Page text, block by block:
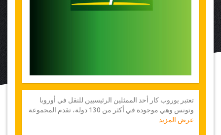
تعتبر يوروب كار أحد الممثلين الرئيسيين للنقل في أوروبا
وتونس وهي موجودة في أكثر من 130 دولة، تقدم المجموعة
لعملائها واحدة من أكبر شبكات تأجير السيارات
عرض المزيد